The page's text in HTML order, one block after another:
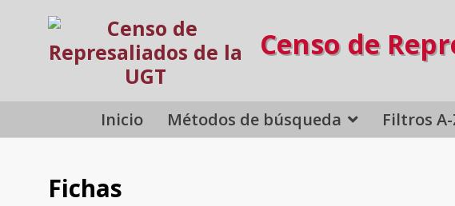
Censo de
Inicio Métodos de búsqueda Filtros A-
Fichas